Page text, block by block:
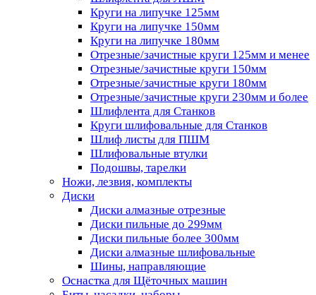
Круги на липучке 125мм
Круги на липучке 150мм
Круги на липучке 180мм
Отрезные/зачистные круги 125мм и менее
Отрезные/зачистные круги 150мм
Отрезные/зачистные круги 180мм
Отрезные/зачистные круги 230мм и более
Шлифлента для Станков
Круги шлифовальные для Станков
Шлиф листы для ПШМ
Шлифовальные втулки
Подошвы, тарелки
Ножи, лезвия, комплекты
Диски
Диски алмазные отрезные
Диски пильные до 299мм
Диски пильные более 300мм
Диски алмазные шлифовальные
Шины, направляющие
Оснастка для Щёточных машин